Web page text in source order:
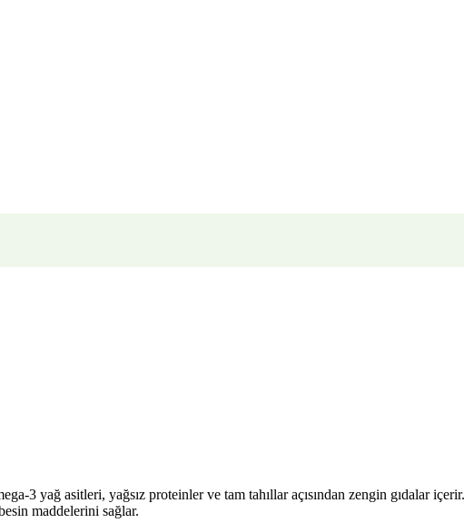
3 yağ asitleri, yağsız proteinler ve tam tahıllar açısından zengin gıdalar
maddelerini sağlar.